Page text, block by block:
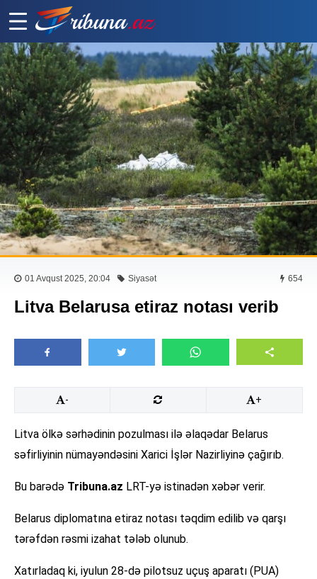
01 Avqust 2025, 20:04 Siyasət 654
Litva Belarusa etiraz notası verib
- +
Litva ölkə sərhədinin pozulması ilə əlaqədar Belarus
səfirliyinin nümayəndəsini Xarici İşlər Nazirliyinə çağırıb.
Bu barədə Tribuna.az LRT-yə istinadən xəbər verir.
Belarus diplomatına etiraz notası təqdim edilib və qarşı
tərəfdən rəsmi izahat tələb olunub.
Xatırladaq ki, iyulun 28-də pilotsuz uçuş aparatı (PUA)